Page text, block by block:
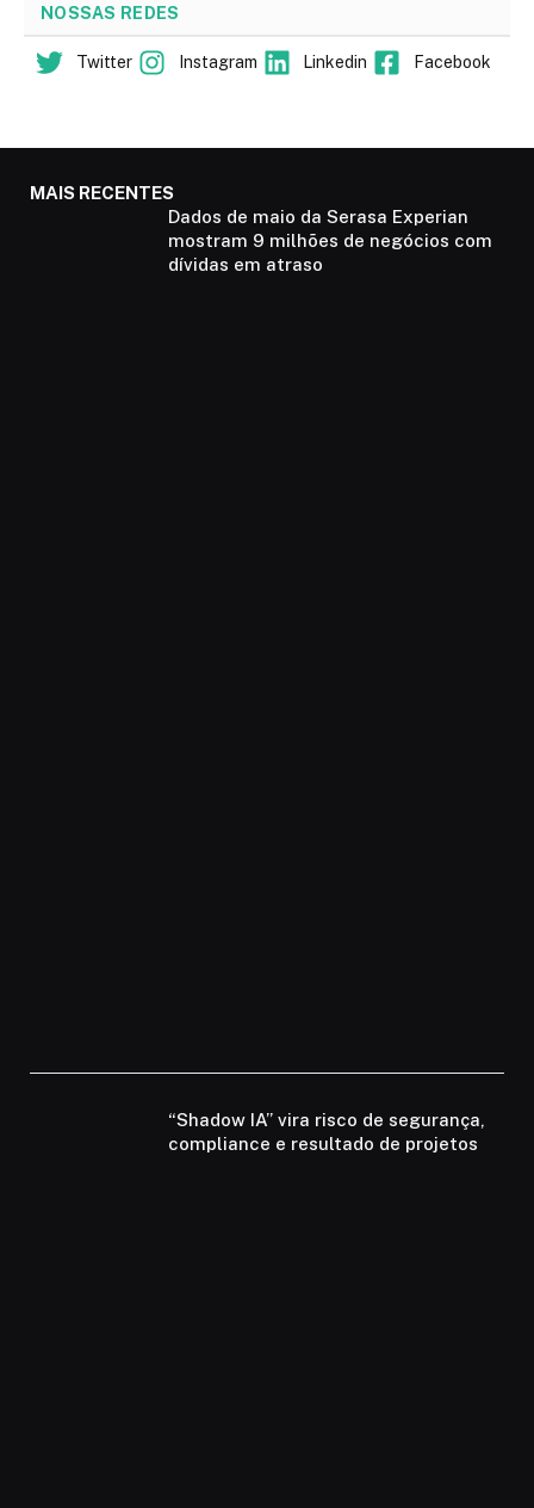
NOSSAS REDES
Twitter Instagram Linkedin Facebook
MAIS RECENTES
Dados de maio da Serasa Experian
mostram 9 milhões de negócios com
dívidas em atraso
“Shadow IA” vira risco de segurança,
compliance e resultado de projetos